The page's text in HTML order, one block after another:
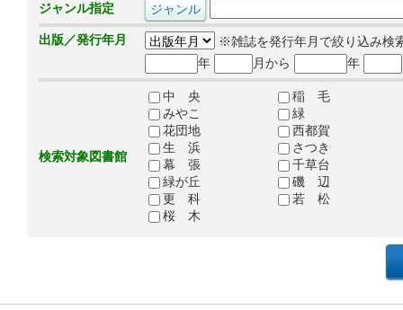
ジャンル指定
出版／発行年月
※雑誌を発行年月で絞り込み検
年
月から 年
検索対象図書館
中 央
稲 毛
みやこ
緑
花団地
西都賀
生 浜
さつき
幕 張
千草台
緑が丘
磯 辺
更 科
若 松
桜 木